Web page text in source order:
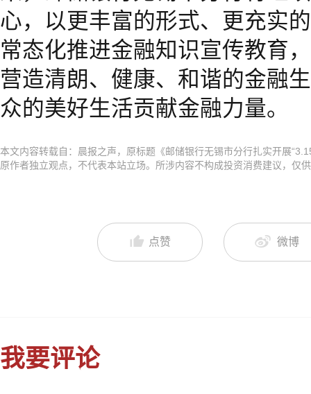
心，以更丰富的形式、更充实
常态化推进金融知识宣传教育
营造清朗、健康、和谐的金融
众的美好生活贡献金融力量。
本文内容转载自：晨报之声，原标题《邮储银行无锡市分行扎实开展
原作者独立观点，不代表本站立场。所涉内容不构成投资消费建议，仅
点赞 微博
我要评论